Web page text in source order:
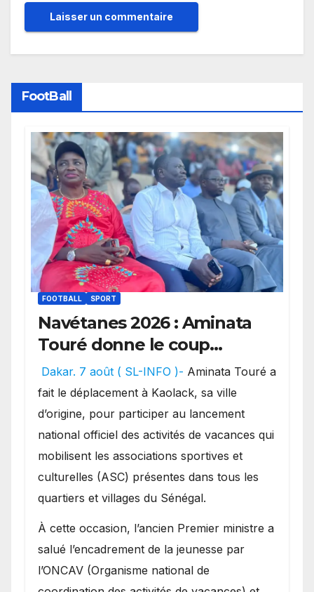
FootBall
FOOTBALL SPORT
Navétanes 2026 : Aminata
Touré donne le coup
d’envoi de l’initiative « Zéro
Violence » depuis sa ville
natale pour promouvoir des
compétitions apaisées.
Dakar. 7 août ( SL-INFO )- Aminata Touré a
fait le déplacement à Kaolack, sa ville
d’origine, pour participer au lancement
national officiel des activités de vacances qui
mobilisent les associations sportives et
culturelles (ASC) présentes dans tous les
quartiers et villages du Sénégal.
​À cette occasion, l’ancien Premier ministre a
salué l’encadrement de la jeunesse par
l’ONCAV (Organisme national de